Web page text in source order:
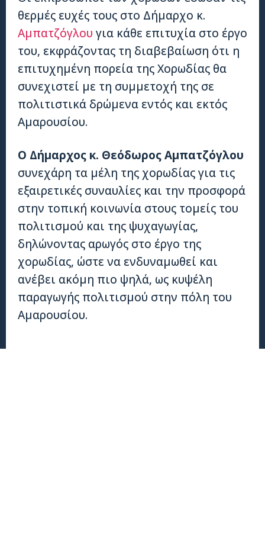
θερμές ευχές τους στο Δήμαρχο κ.
Αμπατζόγλου για κάθε επιτυχία στο έργο
του, εκφράζοντας τη διαβεβαίωση ότι η
επιτυχημένη πορεία της Χορωδίας θα
συνεχιστεί με τη συμμετοχή της σε
πολιτιστικά δρώμενα εντός και εκτός
Αμαρουσίου.
Ο Δήμαρχος κ. Θεόδωρος Αμπατζόγλου
συνεχάρη τα μέλη της χορωδίας για τις
εξαιρετικές συναυλίες και την προσφορά
στην τοπική κοινωνία στους τομείς του
πολιτισμού και της ψυχαγωγίας,
δηλώνοντας αρωγός στο έργο της
χορωδίας, ώστε να ενδυναμωθεί και
ανέβει ακόμη πιο ψηλά, ως κυψέλη
παραγωγής πολιτισμού στην πόλη του
Αμαρουσίου.